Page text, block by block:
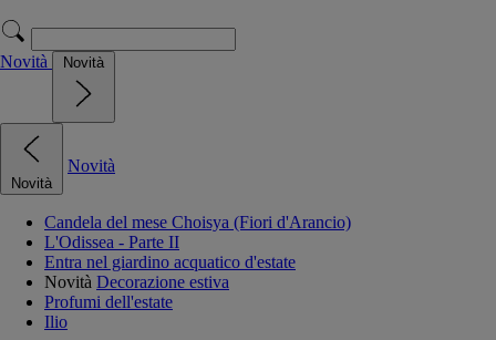
Novità Novità
Novità
Novità
Candela del mese Choisya (Fiori d'Arancio)
L'Odissea - Parte II
Entra nel giardino acquatico d'estate
Novità Decorazione estiva
Profumi dell'estate
Ilio